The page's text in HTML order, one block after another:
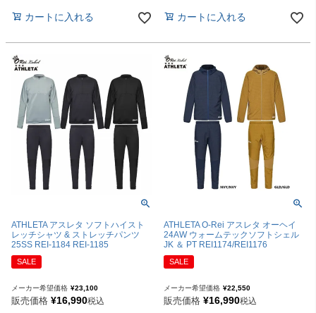
カートに入れる カートに入れる
ATHLETA アスレタ ソフトハイスト
レッチシャツ & ストレッチパンツ
25SS REI-1184 REI-1185
SALE
メーカー希望価格 ¥23,100
販売価格 ¥16,990税込
ATHLETA O-Rei アスレタ オーヘイ
24AW ウォームテックソフトシェル
JK ＆ PT REI1174/REI1176
SALE
メーカー希望価格 ¥22,550
販売価格 ¥16,990税込